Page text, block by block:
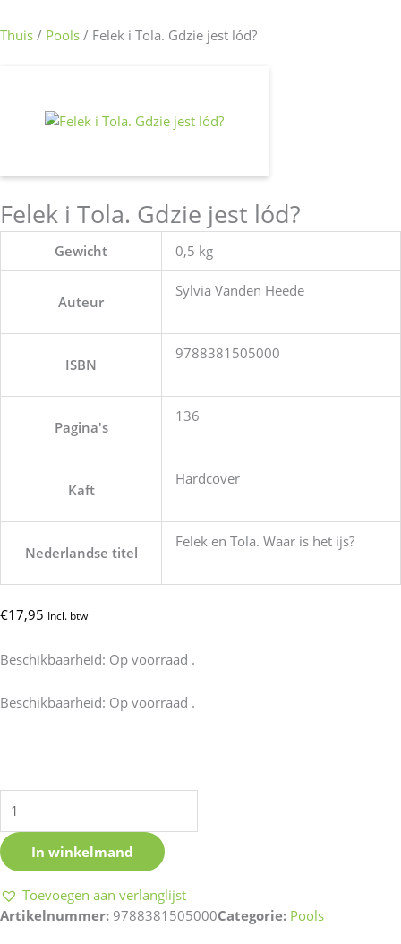
Thuis / Pools / Felek i Tola. Gdzie jest lód?
Felek i Tola. Gdzie jest lód?
Gewicht 0,5 kg
Auteur
Sylvia Vanden Heede
ISBN
9788381505000
Pagina's
136
Kaft
Hardcover
Nederlandse titel
Felek en Tola. Waar is het ijs?
€17,95 Incl. btw
Beschikbaarheid: Op voorraad .
Beschikbaarheid: Op voorraad .
Felek
lód?
In winkelmand
Toevoegen aan verlanglijst
Artikelnummer: 9788381505000Categorie: Pools